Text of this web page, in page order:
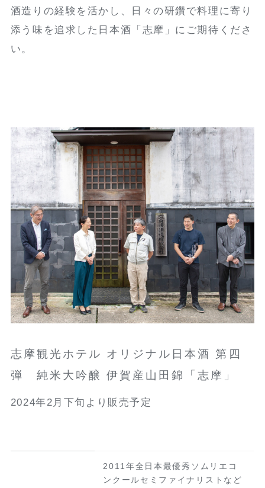
酒造りの経験を活かし、日々の研鑽で料理に寄り
添う味を追求した日本酒「志摩」にご期待くださ
い。
志摩観光ホテル オリジナル日本酒 第四
弾 純米大吟醸 伊賀産山田錦「志摩」
2024年2月下旬より販売予定
2011年全日本最優秀ソムリエコ
ンクールセミファイナリストなど